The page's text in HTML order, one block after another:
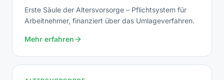
Erste Säule der Altersvorsorge – Pflichtsystem für
Arbeitnehmer, finanziert über das Umlageverfahren.
Mehr erfahren